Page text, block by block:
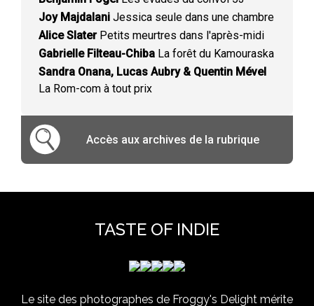
Joy Majdalani Jessica seule dans une chambre
Alice SlaterPetits meurtres dans l'après-midi
Gabrielle Filteau-Chiba La forêt du Kamouraska
Sandra Onana, Lucas Aubry & Quentin Mével
La Rom-com à tout prix
Accès aux archives de la rubrique
TASTE OF INDIE
Le site des photographes de Froggy's Delight mérite